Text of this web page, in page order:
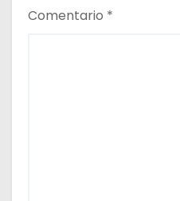
Comentario *